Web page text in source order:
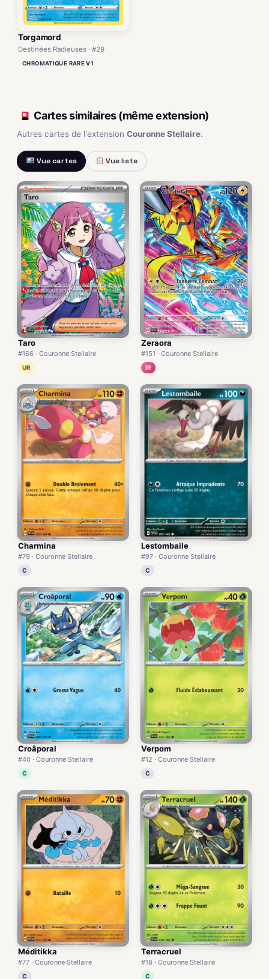
Torgamord
Destinées Radieuses · #29
CHROMATIQUE RARE V1
Cartes similaires (même extension)
Autres cartes de l'extension Couronne Stellaire.
Vue cartes Vue liste
Taro
#166 · Couronne Stellaire
UR
Zeraora
#151 · Couronne Stellaire
IR
Charmina
#79 · Couronne Stellaire
C
Lestombaile
#97 · Couronne Stellaire
C
Croâporal
#40 · Couronne Stellaire
C
Verpom
#12 · Couronne Stellaire
C
Méditikka
#77 · Couronne Stellaire
C
Terracruel
#18 · Couronne Stellaire
C